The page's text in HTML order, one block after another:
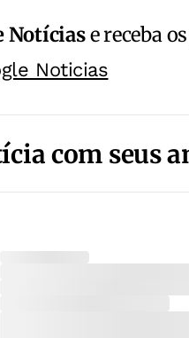
Notíciase receba
Noticias
com seus